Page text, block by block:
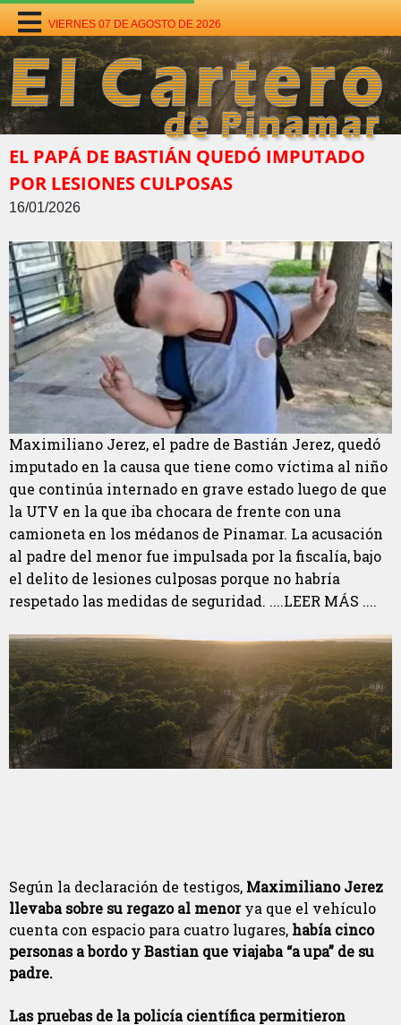
VIERNES 07 DE AGOSTO DE 2026
EL PAPÁ DE BASTIÁN QUEDÓ IMPUTADO
POR LESIONES CULPOSAS
16/01/2026
Maximiliano Jerez, el padre de Bastián Jerez, quedó
imputado en la causa que tiene como víctima al niño
que continúa internado en grave estado luego de que
la UTV en la que iba chocara de frente con una
camioneta en los médanos de Pinamar. La acusación
al padre del menor fue impulsada por la fiscalía, bajo
el delito de lesiones culposas porque no habría
respetado las medidas de seguridad. ....LEER MÁS ....
Según la declaración de testigos, Maximiliano Jerez
llevaba sobre su regazo al menorya que el vehículo
cuenta con espacio para cuatro lugares, había cinco
personas a bordo y Bastian que viajaba “a upa” de su
padre.
Las pruebas de la policía científica permitieron